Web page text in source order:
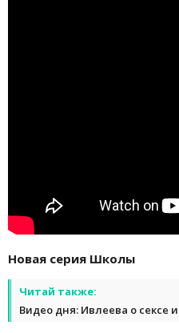
Новая серия Школы
Читай также:
Видео дня: Ивлеева о сексе